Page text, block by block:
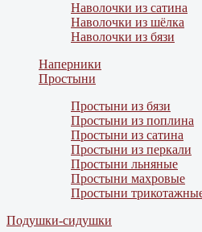
Наволочки из сатина
Наволочки из шёлка
Наволочки из бязи
Наперники
Простыни
Простыни из бязи
Простыни из поплина
Простыни из сатина
Простыни из перкали
Простыни льняные
Простыни махровые
Простыни
Подушки-сидушки